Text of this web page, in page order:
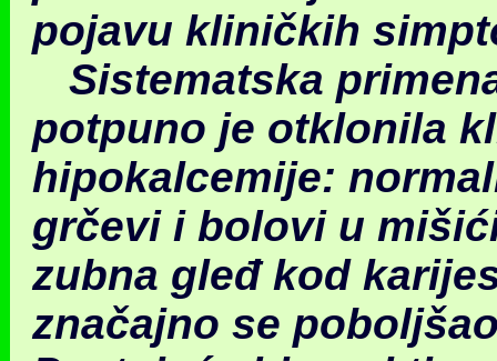
pojavu kliničkih
Sistematska
potpuno je otklonila
hipokalcemije:
grčevi i bolovi u
zubna gleđ kod
značajno se